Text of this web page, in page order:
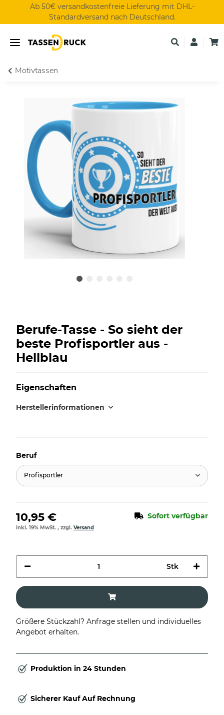
Ab 50€ versandkostenfreie Lieferung mit DHL-
Standardversand nach Deutschland.
Motivtassen
Berufe-Tasse - So sieht der
beste Profisportler aus -
Hellblau
Eigenschaften
Herstellerinformationen
Beruf
Profisportler
10,95 € Sofort verfügbar
inkl. 19% MwSt. , zzgl. Versand
Stk
Größere Stückzahl? Anfrage stellen und individuelles
Angebot erhalten.
Produktion in 24 Stunden
Sicherer Kauf Auf Rechnung